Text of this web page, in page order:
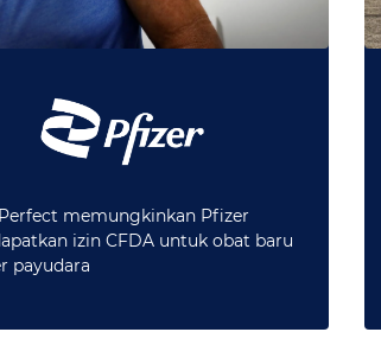
memungkinkan Pfizer
izin CFDA untuk obat baru
payudara